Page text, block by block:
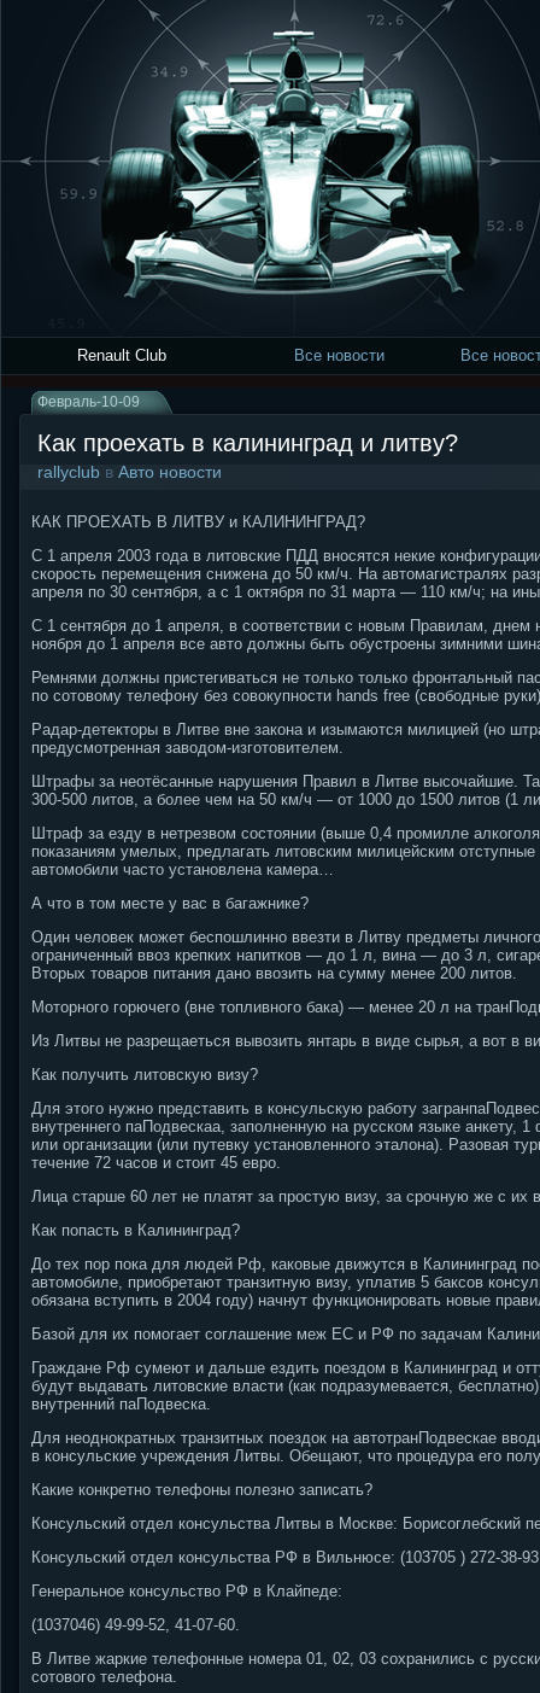
Renault Club Все новости Все
Февраль-10-09
Как проехать в калининград и литву?
rallyclub в Авто новости
КАК ПРОЕХАТЬ В ЛИТВУ и КАЛИНИНГРАД?
С 1 апреля 2003 года в литовские ПДД вносятся некие
скорость перемещения снижена до 50 км/ч. На автомагистралях
апреля по 30 сентября, а с 1 октября по 31 марта — 110 км/ч; на
С 1 сентября до 1 апреля, в соответствии с новым Правилам,
ноября до 1 апреля все авто должны быть обустроены зимними
Ремнями должны пристегиваться не только только фронтальный
по сотовому телефону без совокупности hands free (свободные
Радар-детекторы в Литве вне закона и изымаются милицией (но
предусмотренная заводом-изготовителем.
Штрафы за неотёсанные нарушения Правил в Литве высочайшие.
300-500 литов, а более чем на 50 км/ч — от 1000 до 1500 литов (1
Штраф за езду в нетрезвом состоянии (выше 0,4 промилле
показаниям умелых, предлагать литовским милицейским
автомобили часто установлена камера…
А что в том месте у вас в багажнике?
Один человек может беспошлинно ввезти в Литву предметы
ограниченный ввоз крепких напитков — до 1 л, вина — до 3 л,
Вторых товаров питания дано ввозить на сумму менее 200 литов.
Моторного горючего (вне топливного бака) — менее 20 л на
Из Литвы не разрещаеться вывозить янтарь в виде сырья, а вот в
Как получить литовскую визу?
Для этого нужно представить в консульскую работу
внутреннего паПодвескаа, заполненную на русском языке анкету,
или организации (или путевку установленного эталона). Разовая
течение 72 часов и стоит 45 евро.
Лица старше 60 лет не платят за простую визу, за срочную же с их
Как попасть в Калининград?
До тех пор пока для людей Рф, каковые движутся в Калининград
автомобиле, приобретают транзитную визу, уплатив 5 баксов
обязана вступить в 2004 году) начнут функционировать новые
Базой для их помогает соглашение меж ЕС и РФ по задачам
Граждане Рф сумеют и дальше ездить поездом в Калининград и
будут выдавать литовские власти (как подразумевается,
внутренний паПодвеска.
Для неоднократных транзитных поездок на автотранПодвескае
в консульские учреждения Литвы. Обещают, что процедура его
Какие конкретно телефоны полезно записать?
Консульский отдел консульства Литвы в Москве: Борисоглебский
Консульский отдел консульства РФ в Вильнюсе: (103705 ) 272-38-
Генеральное консульство РФ в Клайпеде:
(1037046) 49-99-52, 41-07-60.
В Литве жаркие телефонные номера 01, 02, 03 сохранились с
сотового телефона.